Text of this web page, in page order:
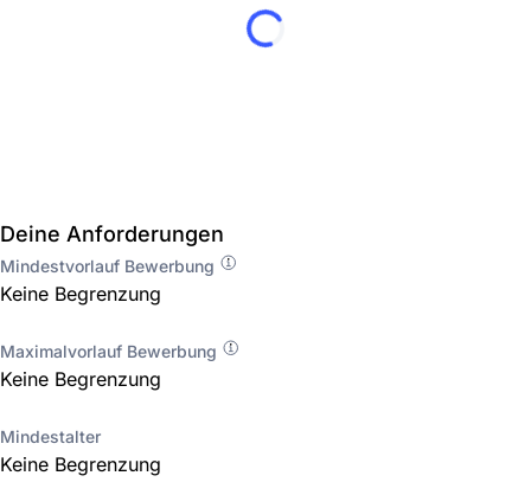
Deine Anforderungen
Mindestvorlauf Bewerbung
Keine Begrenzung
Maximalvorlauf Bewerbung
Keine Begrenzung
Mindestalter
Keine Begrenzung